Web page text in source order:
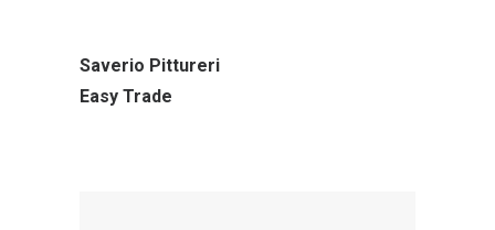
Saverio Pittureri
Easy Trade